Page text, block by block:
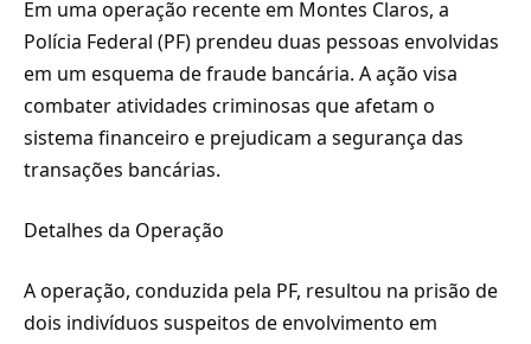
Em uma operação recente em Montes Claros, a
Polícia Federal (PF) prendeu duas pessoas envolvidas
em um esquema de fraude bancária. A ação visa
combater atividades criminosas que afetam o
sistema financeiro e prejudicam a segurança das
transações bancárias.
Detalhes da Operação
A operação, conduzida pela PF, resultou na prisão de
dois indivíduos suspeitos de envolvimento em